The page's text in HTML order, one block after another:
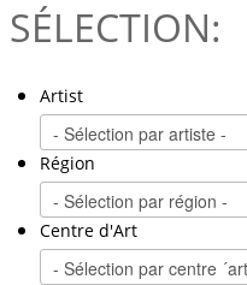
SÉLECTION:
Artist
Région
Centre d'Art